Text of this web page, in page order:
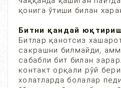
қонига ўтиши билан
Битни қандай
Битлар қанотсиз
сакрашни билмайди,
сабабли бит билан
контакт орқали рўй
холатларда болалар